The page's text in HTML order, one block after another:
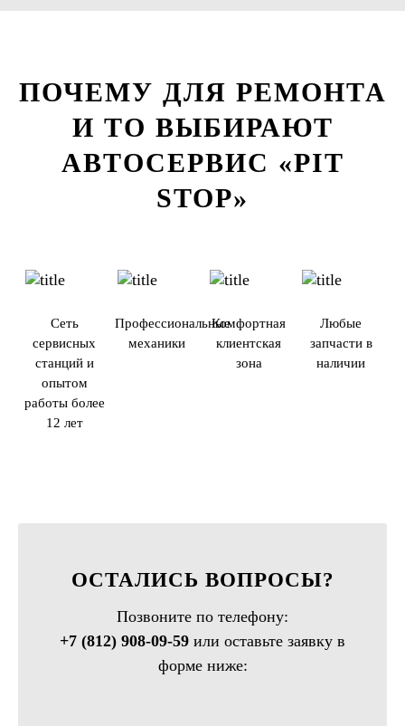
ПОЧЕМУ ДЛЯ РЕМОНТА
И ТО ВЫБИРАЮТ
АВТОСЕРВИС «PIT
STOP»
Сеть
сервисных
станций и
опытом
работы более
12 лет
Профессиональные
механики
Комфортная
клиентская
зона
Любые
запчасти в
наличии
ОСТАЛИСЬ ВОПРОСЫ?
Позвоните по телефону:
+7 (812) 908-09-59 или оставьте заявку в
форме ниже: